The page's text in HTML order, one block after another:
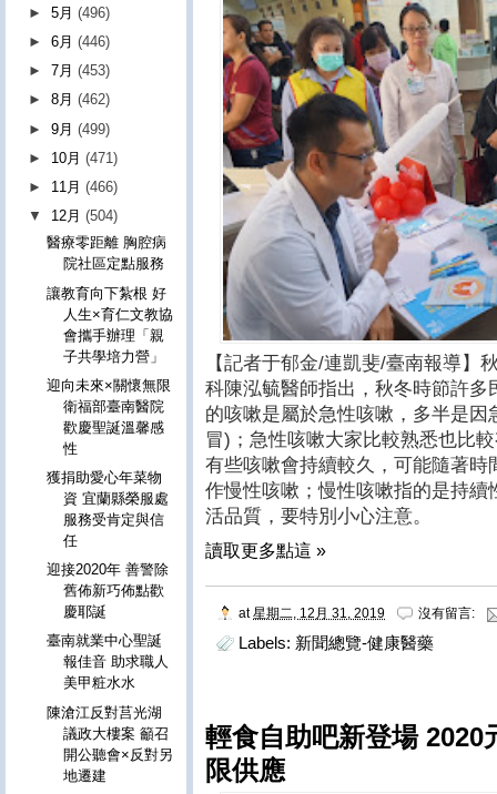
【記者于郁金/連凱斐/臺南報導】
科陳泓毓醫師指出，秋冬時節許
的咳嗽是屬於急性咳嗽，多半是
冒)；急性咳嗽大家比較熟悉也比
有些咳嗽會持續較久，可能隨著
作慢性咳嗽；慢性咳嗽指的是持
活品質，要特別小心注意。
讀取更多點這 »
at星期二, 12月 31, 2019 沒有留言:
Labels: 新聞總覽-健康醫藥
輕食自助吧新登場 2020
限供應
►5月(496)
►6月(446)
►7月(453)
►8月(462)
►9月(499)
► 10月(471)
► 11月(466)
▼ 12月(504)
醫療零距離 胸腔病
院社區定點服務
讓教育向下紮根 好
人生×育仁文教協
會攜手辦理「親
子共學培力營」
迎向未來×關懷無限
衛福部臺南醫院
歡慶聖誕溫馨感
性
獲捐助愛心年菜物
資 宜蘭縣榮服處
服務受肯定與信
任
迎接2020年 善警除
舊佈新巧佈點歡
慶耶誕
臺南就業中心聖誕
報佳音 助求職人
美甲粧水水
陳滄江反對莒光湖
議政大樓案 籲召
開公聽會×反對另
地遷建